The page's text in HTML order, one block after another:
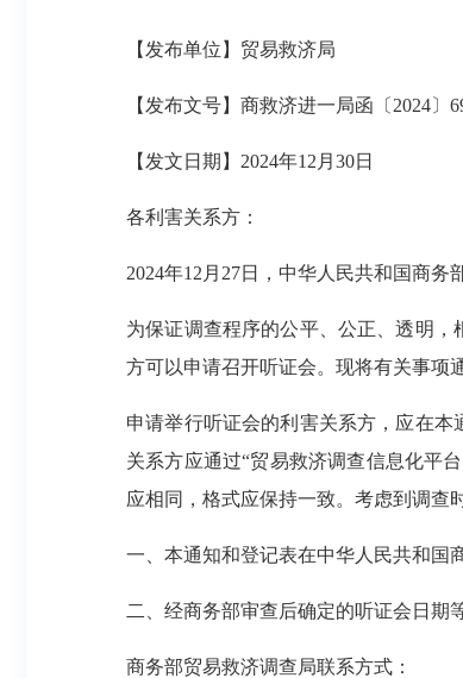
【发布单位】贸易救济局
【发布文号】商救济进一局函〔 2024〕
【发文日期】 2024年12 月 30日
各利害关系方：
2024年12 月 27日，中华人民共和国商务
为保证调查程序的公平、公正、透明
方可以申请召开听证会。现将有关事项
申请举行听证会的利害关系方，应在本
关系方应通过“贸易救济调查信息化平台
应相同，格式应保持一致。考虑到调查
一、本通知和登记表在中华人民共和国
二、经商务部审查后确定的听证会日期
商务部贸易救济调查局联系方式：